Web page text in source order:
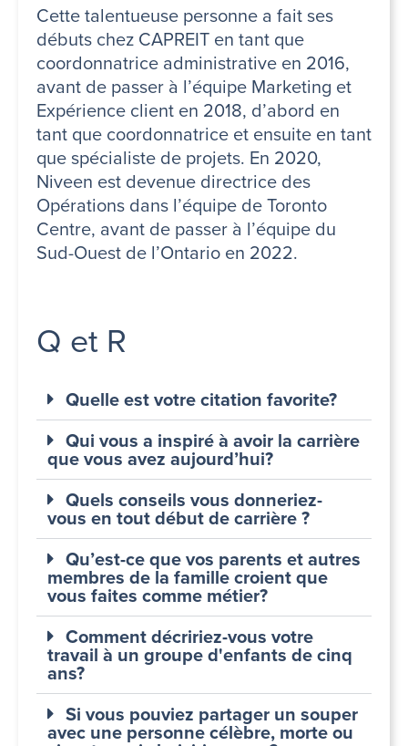
Cette talentueuse personne a fait ses
débuts chez CAPREIT en tant que
coordonnatrice administrative en 2016,
avant de passer à l’équipe Marketing et
Expérience client en 2018, d’abord en
tant que coordonnatrice et ensuite en tant
que spécialiste de projets. En 2020,
Niveen est devenue directrice des
Opérations dans l’équipe de Toronto
Centre, avant de passer à l’équipe du
Sud-Ouest de l’Ontario en 2022.
Q et R
Quelle est votre citation favorite?
Qui vous a inspiré à avoir la carrière
que vous avez aujourd’hui?
Quels conseils vous donneriez-
vous en tout début de carrière ?
Qu’est-ce que vos parents et autres
membres de la famille croient que
vous faites comme métier?
Comment décririez-vous votre
travail à un groupe d'enfants de cinq
ans?
Si vous pouviez partager un souper
avec une personne célèbre, morte ou